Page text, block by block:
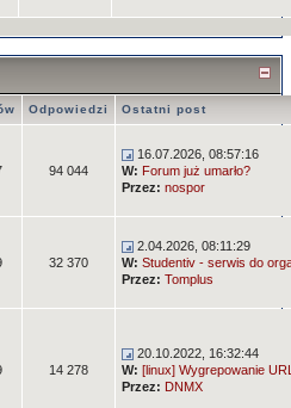
Odpowiedzi Ostatni post
94 044
16.07.2026, 08:57:16
W: Forum już umarło?
Przez: nospor
32 370
2.04.2026, 08:11:29
W: Studentiv - serwis do
Przez: Tomplus
14 278
20.10.2022, 16:32:44
W: [linux] Wygrepowanie
Przez: DNMX